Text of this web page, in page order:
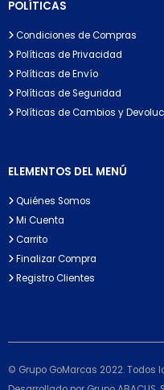
POLÍTICAS
Condiciones de Compras
Políticas de Privacidad
Políticas de Envío
Políticas de Seguridad
Políticas de Cambios y
ELEMENTOS DEL MENÚ
Quiénes Somos
Mi Cuenta
Carrito
Finalizar Compra
Registro Clientes
© Grupo GoMarcas 2022. Todos